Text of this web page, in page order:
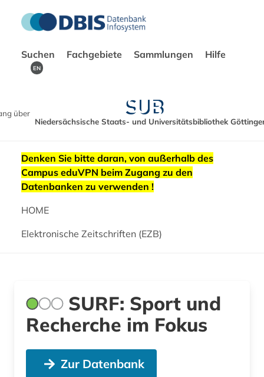
Suchen Fachgebiete Sammlungen Hilfe
EN
über
Niedersächsische Staats- und Universitätsbibliothek
Denken Sie bitte daran, von außerhalb des
Campus eduVPN beim Zugang zu den
Datenbanken zu verwenden !
HOME
Elektronische Zeitschriften (EZB)
SURF: Sport und
Recherche im Fokus
Zur Datenbank